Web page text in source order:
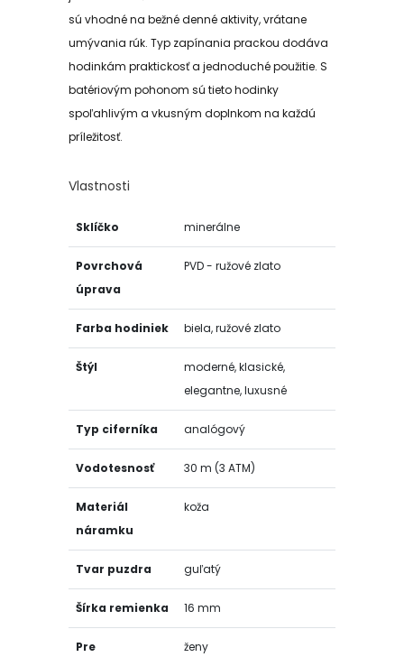
sú vhodné na bežné denné aktivity, vrátane
umývania rúk. Typ zapínania prackou dodáva
hodinkám praktickosť a jednoduché použitie. S
batériovým pohonom sú tieto hodinky
spoľahlivým a vkusným doplnkom na každú
príležitosť.
Vlastnosti
Sklíčko minerálne
Povrchová
úprava
PVD - ružové zlato
Farba hodiniek biela, ružové zlato
Štýl
moderné, klasické,
elegantne, luxusné
Typ ciferníka analógový
Vodotesnosť 30 m (3 ATM)
Materiál
náramku
koža
Tvar puzdra guľatý
Šírka remienka 16 mm
Pre ženy